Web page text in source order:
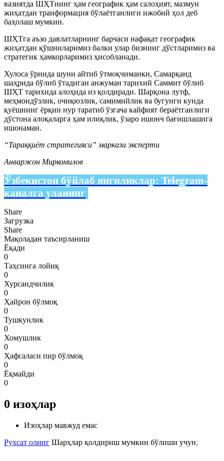
вазиятда ШҲТнинг ҳам географик ҳам салоҳият, мазмун
жиҳатдан транформация бўлаётганлиги ижобий ҳол деб
баҳолаш мумкин.
ШҲТга аъзо давлатларнинг барчаси нафақат географик
жиҳатдан қўшниларимиз балки улар бизнинг дўстларимиз ва
стратегик ҳамкорларимиз ҳисобланади.
Хулоса ўрнида шуни айтиб ўтмоқчиманки, Самарқанд
шаҳрида бўлиб ўтадиган анжуман тарихий Саммит бўлиб
ШҲТ тарихида алоҳида из қолдиради. Шарқона лутф,
меҳмондўзлик, очиқюзлик, самимийлик ва бугунги кунда
қуёшнинг ёрқин нур таратиб ўзгача кайфият бераётганлиги
дўстона алоқаларга ҳам илиқлик, ўзаро ишонч бағишлашига
ишонаман.
“Тараққиёт стратегияси” маркази эксперти
Анваржон Миркомилов
Ўзбекистон бўйлаб янгиликлар: Telegram-
каналга уланинг
Share
Загрузка
Share
Мақоладан таъсирланиш
Ёқади
0
Таҳсинга лойиқ
0
Хурсандчилик
0
Ҳайрон бўлмоқ
0
Тушкунлик
0
Хомушлик
0
Ҳафсаласи пир бўлмоқ
0
Ёқмайди
0
0 изоҳлар
Изоҳлар мавжуд емас
Рухсат олинг Шарҳлар қолдириш мумкин бўлиши учун.